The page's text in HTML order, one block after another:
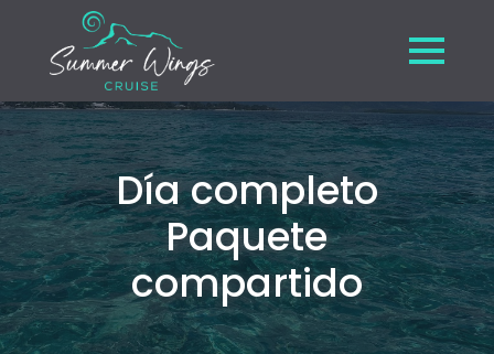
Día completo
Paquete
compartido